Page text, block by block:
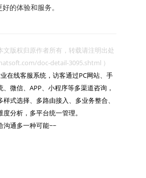
的体验和服务。
文版权归原作者所有，转载请注明出处
doc-detail-3095.shtml ）
业在线客服系统，访客通过PC网站、手
微信、APP、小程序等多渠道咨询，
式选择、多路由接入、多业务整合、
分析，多平台统一管理。
沟通多一种可能~~